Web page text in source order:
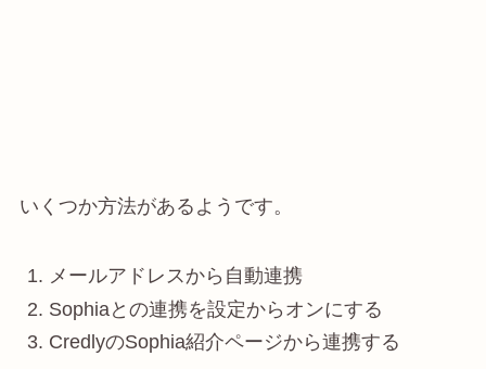
いくつか方法があるようです。
メールアドレスから自動連携
Sophiaとの連携を設定からオンにする
CredlyのSophia紹介ページから連携する